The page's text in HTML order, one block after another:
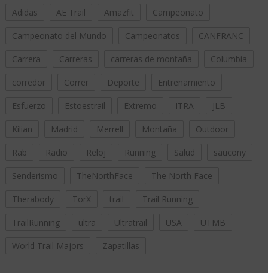
Adidas AE Trail Amazfit Campeonato
Campeonato del Mundo Campeonatos CANFRANC
Carrera Carreras carreras de montaña Columbia
corredor Correr Deporte Entrenamiento
Esfuerzo Estoestrail Extremo ITRA JLB
Kilian Madrid Merrell Montaña Outdoor
Rab Radio Reloj Running Salud saucony
Senderismo TheNorthFace The North Face
Therabody TorX trail Trail Running
TrailRunning ultra Ultratrail USA UTMB
World Trail Majors Zapatillas